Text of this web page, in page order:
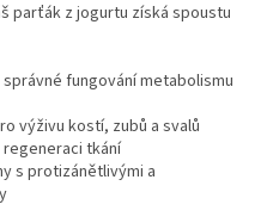
parťák z jogurtu získá spoustu
správné fungování metabolismu
výživu kostí, zubů a svalů
tkání
s protizánětlivými a